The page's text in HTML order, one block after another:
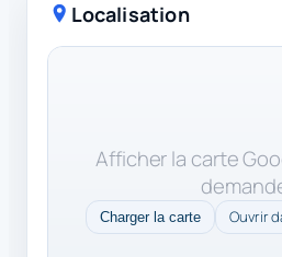
Localisation
Afficher la carte
Charger la carte Ouvrir